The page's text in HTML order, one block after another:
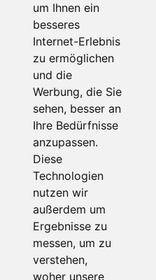
um Ihnen ein
besseres
Internet-Erlebnis
zu ermöglichen
und die
Werbung, die Sie
sehen, besser an
Ihre Bedürfnisse
anzupassen.
Diese
Technologien
nutzen wir
außerdem um
Ergebnisse zu
messen, um zu
verstehen,
woher unsere